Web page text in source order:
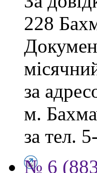
228
за
м.
за тел.
№ 6